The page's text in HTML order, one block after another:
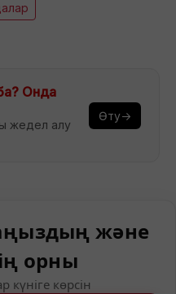
Онда
жедел алу
Өту→
және
орны
күніге көрсін